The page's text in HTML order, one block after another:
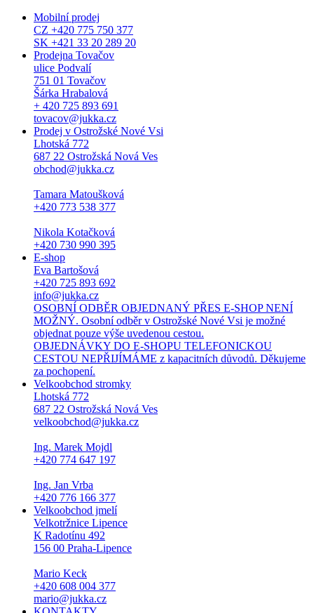
Mobilní prodej
CZ +420 775 750 377
SK +421 33 20 289 20
Prodejna Tovačov
ulice Podvalí
751 01 Tovačov
Šárka Hrabalová
+ 420 725 893 691
tovacov@jukka.cz
Prodej v Ostrožské Nové Vsi
Lhotská 772
687 22 Ostrožská Nová Ves
obchod@jukka.cz
Tamara Matoušková
+420 773 538 377
Nikola Kotačková
+420 730 990 395
E-shop
Eva Bartošová
+420 725 893 692
info@jukka.cz
OSOBNÍ ODBĚR OBJEDNANÝ PŘES E-SHOP NENÍ
MOŽNÝ. Osobní odběr v Ostrožské Nové Vsi je možné
objednat pouze výše uvedenou cestou.
OBJEDNÁVKY DO E-SHOPU TELEFONICKOU
CESTOU NEPŘIJÍMÁME z kapacitních důvodů. Děkujeme
za pochopení.
Velkoobchod stromky
Lhotská 772
687 22 Ostrožská Nová Ves
velkoobchod@jukka.cz
Ing. Marek Mojdl
+420 774 647 197
Ing. Jan Vrba
+420 776 166 377
Velkoobchod jmelí
Velkotržnice Lipence
K Radotínu 492
156 00 Praha-Lipence
Mario Keck
+420 608 004 377
mario@jukka.cz